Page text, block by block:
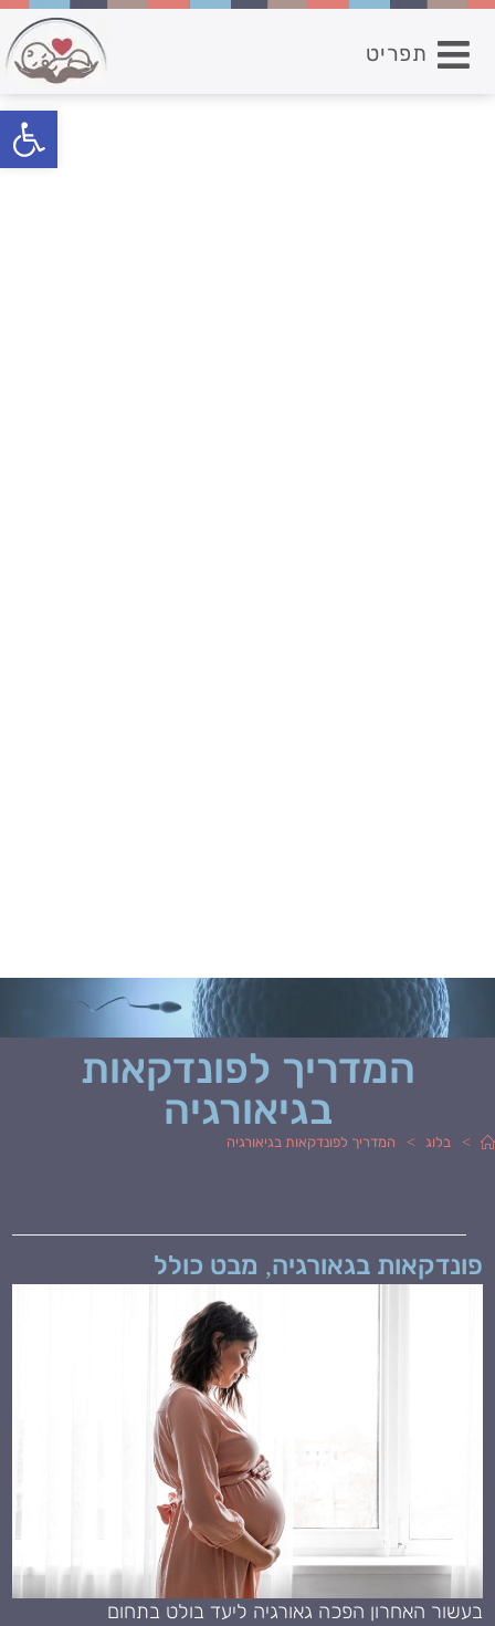
תפריט
המדריך לפונדקאות
בגיאורגיה
> בלוג > המדריך לפונדקאות בגיאורגיה
פונדקאות בגאורגיה, מבט כולל
בעשור האחרון הפכה גאורגיה ליעד בולט בתחום
פתח סרגל נגישות